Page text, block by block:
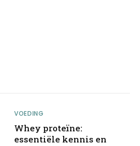
VOEDING
Whey proteïne:
essentiële kennis en